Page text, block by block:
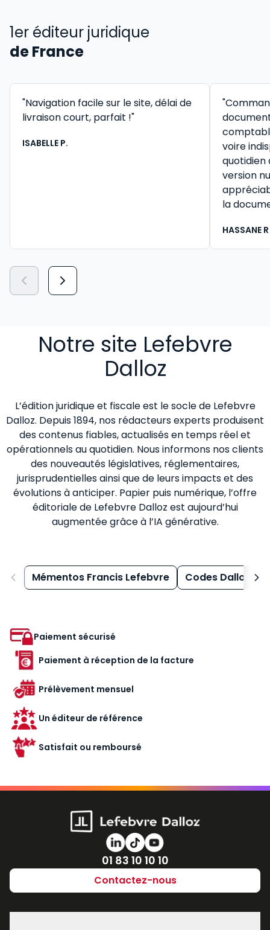
1er éditeur juridique
de France
"Navigation facile sur le site, délai de
livraison court, parfait !"
ISABELLE P.
voire
version
la
HASSANE R
Notre site Lefebvre
Dalloz
L’édition juridique et fiscale est le socle de Lefebvre
Dalloz. Depuis 1894, nos rédacteurs experts produisent
des contenus fiables, actualisés en temps réel et
opérationnels au quotidien. Nous informons nos clients
des nouveautés législatives, réglementaires,
jurisprudentielles ainsi que de leurs impacts et des
évolutions à anticiper. Papier puis numérique, l’offre
éditoriale de Lefebvre Dalloz est aujourd’hui
augmentée grâce à l’IA générative.
Mémentos Francis Lefebvre Codes Dalloz
Paiement sécurisé
Paiement à réception de la facture
Prélèvement mensuel
Un éditeur de référence
Satisfait ou remboursé
Numéro de téléphone
01 83 10 10 10
Contactez-nous